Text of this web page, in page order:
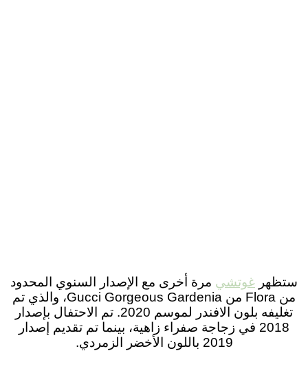
ستظهر غوتشي مرة أخرى مع الإصدار السنوي المحدود
من Flora من Gucci Gorgeous Gardenia، والذي تم
تغليفه بلون الافندر لموسم 2020. تم الاحتفال بإصدار
2018 في زجاجة صفراء زاهية، بينما تم تقديم إصدار
2019 باللون الأخضر الزمردي.